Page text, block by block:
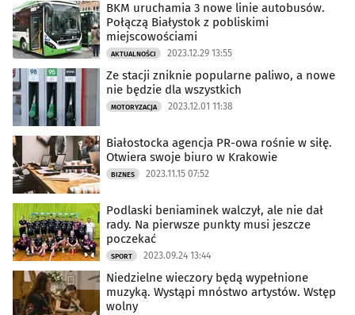
BKM uruchamia 3 nowe linie autobusów.
Połączą Białystok z pobliskimi
miejscowościami
AKTUALNOŚCI 2023.12.29 13:55
Ze stacji zniknie popularne paliwo, a nowe
nie będzie dla wszystkich
MOTORYZACJA 2023.12.01 11:38
Białostocka agencja PR-owa rośnie w siłę.
Otwiera swoje biuro w Krakowie
BIZNES 2023.11.15 07:52
Podlaski beniaminek walczył, ale nie dał
rady. Na pierwsze punkty musi jeszcze
poczekać
SPORT 2023.09.24 13:44
Niedzielne wieczory będą wypełnione
muzyką. Wystąpi mnóstwo artystów. Wstęp
wolny